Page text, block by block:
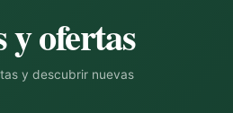
y ofertas
y descubrir nuevas